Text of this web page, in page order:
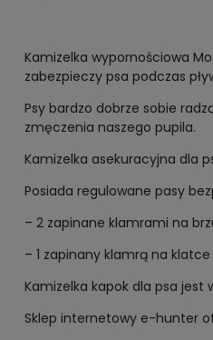
Kamizelka wypornościowa
zabezpieczy psa podczas
Psy bardzo dobrze sobie
zmęczenia naszego pupila.
Kamizelka asekuracyjna dla
Posiada regulowane pasy
– 2 zapinane klamrami na
– 1 zapinany klamrą na
Kamizelka kapok dla psa jest
Sklep internetowy e-hunter